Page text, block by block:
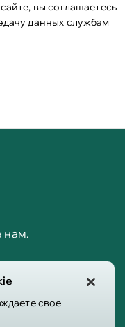
свое
вы соглашаетесь
данных службам
нам.